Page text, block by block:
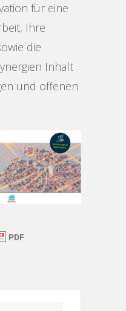
für eine
Ihre
die
Inhalt
und offenen